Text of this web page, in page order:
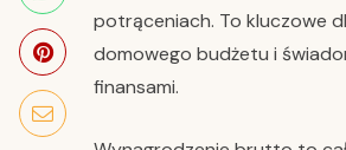
potrąceniach. To kluczowe
domowego budżetu i
finansami.